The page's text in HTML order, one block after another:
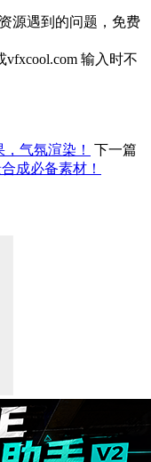
源遇到的问题，免费
输入时不
气氛渲染！
下一篇
成必备素材！